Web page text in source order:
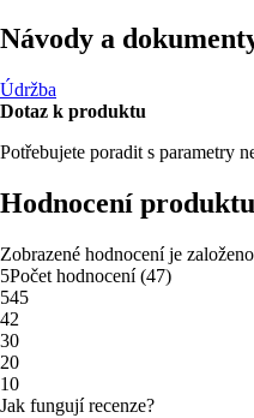
Návody a
Údržba
Dotaz k produktu
Potřebujete poradit s parametry
Hodnocení produktu
Zobrazené hodnocení je
5Počet hodnocení(47)
545
42
30
20
10
Jak fungují recenze?